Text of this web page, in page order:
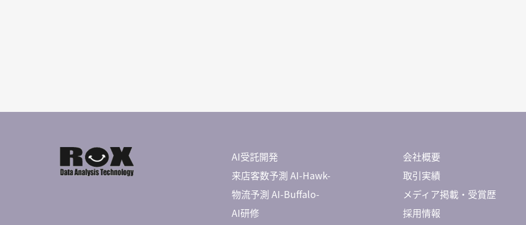
AI受託開発
来店客数予測 AI-Hawk-
物流予測 AI-Buffalo-
AI研修
会社概要
取引実績
メディア掲載・受賞歴
採用情報